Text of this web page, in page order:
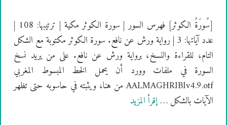
[سُورَةُ الكوثر] فهرس السور | سورة الكوثر مكية | ترتيبها: 108 |
عدد آياتها: 3 | رواية ورش عن نافع. سورة الكوثر مكتوبة مع الشكل
التام، للقراءة والنسخ، برواية ورش عن نافع. على من يريد نسخ
السورة في ملفات وورد أن يحمل الخط المبسوط المغربي
AALMAGHRIBIv4.9.otf من هنا، ويثبته في حاسوبه حتى تظهر
الآيات بالشكل …إقرأ المزيد